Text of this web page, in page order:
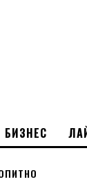
БИЗНЕС